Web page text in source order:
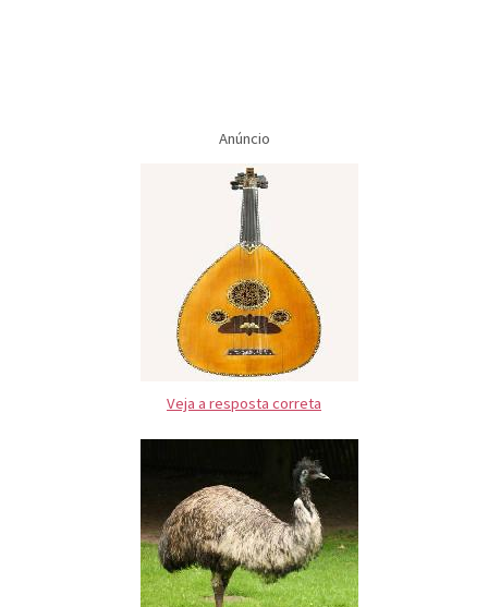
Anúncio
Veja a resposta correta